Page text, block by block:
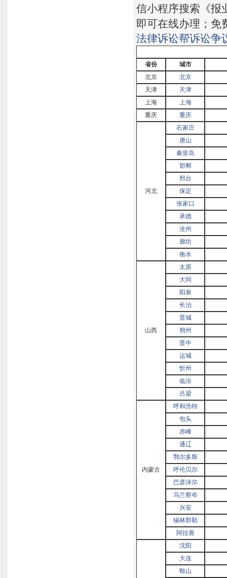
信小程序搜索《报
即可在线办理；免
法律诉讼帮诉讼争
省份
城市
北京
北京
天津
天津
上海
上海
重庆
重庆
河北
石家庄
唐山
秦皇岛
邯郸
邢台
保定
张家口
承德
沧州
廊坊
衡水
山西
太原
大同
阳泉
长治
晋城
朔州
晋中
运城
忻州
临汾
吕梁
内蒙古
呼和浩特
包头
赤峰
通辽
鄂尔多斯
呼伦贝尔
巴彦淖尔
乌兰察布
兴安
锡林郭勒
阿拉善
沈阳
大连
鞍山